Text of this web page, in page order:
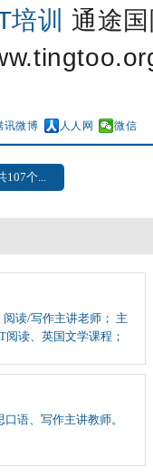
培训 通途
讯微博 人人网 微信
107个...
读/写作主讲老师； 主
读、英国文学课程；
语、写作主讲教师。